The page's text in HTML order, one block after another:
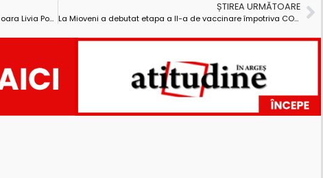
O Doamnă a învățământului românesc – Profesoara Livia Popa (04.07.1936 – 23.01.2001)
ȘTIREA URMĂTOARE
La Mioveni a debutat etapa a II-a de vaccinare împotriva COVID-19